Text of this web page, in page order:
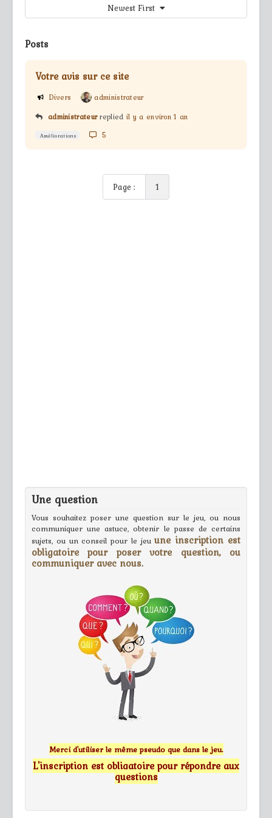
Newest First
Posts
Votre avis sur ce site
Divers
administrateur
administrateur replied il y a environ 1 an
Améliorations 5
Page : 1
Une question
Vous souhaitez poser une question sur le jeu, ou nous
communiquer une astuce, obtenir le passe de certains
sujets, ou un conseil pour le jeuune inscription est
obligatoire pour poser votre question, ou
communiquer avec nous.
Merci d'utiliser le même pseudo que dans le jeu.
L'inscription est obligatoire pour répondre aux
questions